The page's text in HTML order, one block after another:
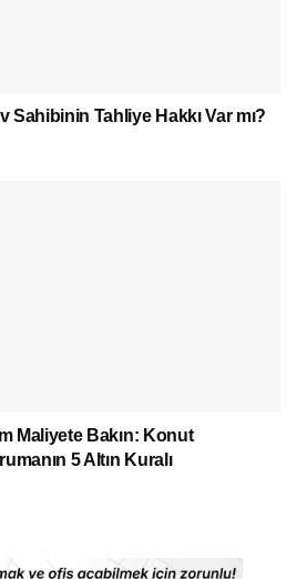
Sahibinin Tahliye Hakkı Var mı?
Maliyete Bakın: Konut
5 Altın Kuralı